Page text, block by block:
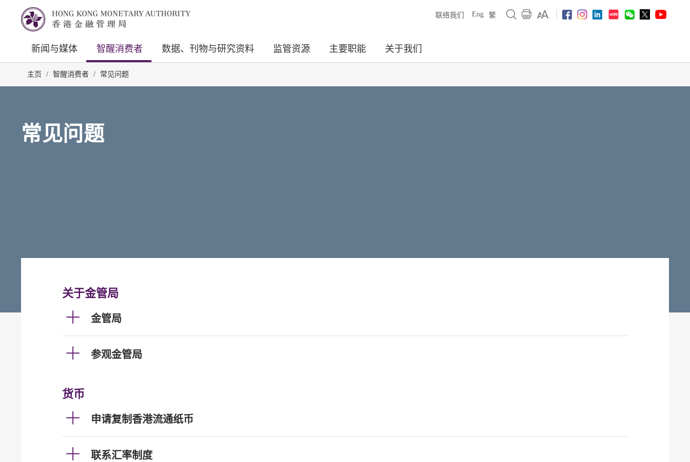
联络我们 Eng 繁
新闻与媒体 智醒消费者 数据、刊物与研究资料 监管资源 主要职能 关于我们
主页 / 智醒消费者 / 常见问题
常见问题
关于金管局
金管局
参观金管局
货币
申请复制香港流通纸币
联系汇率制度